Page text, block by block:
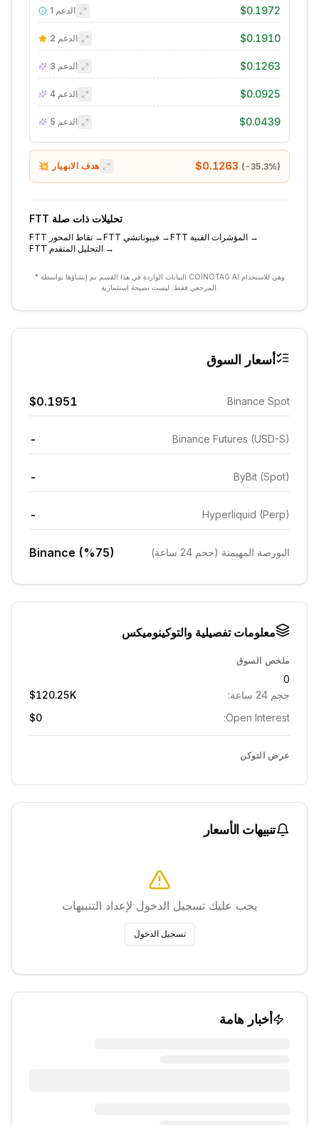
الدعم 1 $0.1972
الدعم 2 $0.1910
الدعم 3 $0.1263
الدعم 4 $0.0925
الدعم 5 $0.0439
💥 هدف الانهيار $0.1263 ( -35.3%)
FTT تحليلات ذات صلة
FTT نقاط المحور →FTT فيبوناتشي →FTT المؤشرات الفنية →
FTT التحليل المتقدم →
* البيانات الواردة في هذا القسم تم إنشاؤها بواسطة COINOTAG AI وهي للاستخدام
أسعار السوق
Binance Spot
$0.1951
Binance Futures (USD-S)
-
ByBit (Spot)
-
Hyperliquid (Perp)
-
البورصة المهيمنة (حجم 24 ساعة) Binance (%75)
معلومات تفصيلية والتوكينوميكس
ملخص السوق
0
حجم 24 ساعة:
$120.25K
Open Interest:
$0
عرض التوكن
تنبيهات الأسعار
يجب عليك تسجيل الدخول لإعداد التنبيهات
تسجيل الدخول
أخبار هامة